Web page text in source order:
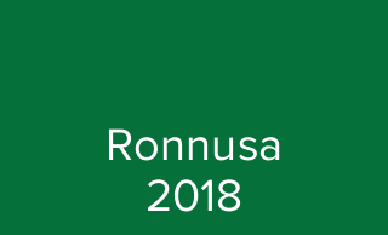
Ronnusa
2018